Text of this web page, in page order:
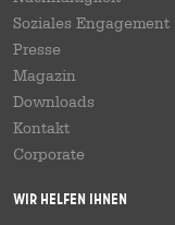
Soziales Engagement
Presse
Magazin
Downloads
Kontakt
Corporate
Wir helfen Ihnen